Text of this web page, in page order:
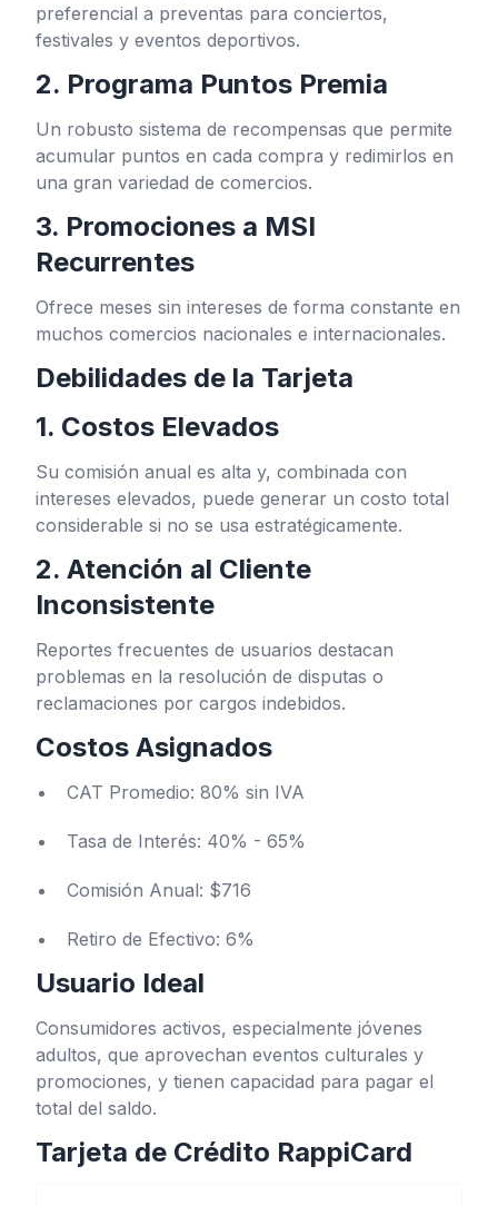
preferencial a preventas para conciertos,
festivales y eventos deportivos.
2. Programa Puntos Premia
Un robusto sistema de recompensas que permite
acumular puntos en cada compra y redimirlos en
una gran variedad de comercios.
3. Promociones a MSI
Recurrentes
Ofrece meses sin intereses de forma constante en
muchos comercios nacionales e internacionales.
Debilidades de la Tarjeta
1. Costos Elevados
Su comisión anual es alta y, combinada con
intereses elevados, puede generar un costo total
considerable si no se usa estratégicamente.
2. Atención al Cliente
Inconsistente
Reportes frecuentes de usuarios destacan
problemas en la resolución de disputas o
reclamaciones por cargos indebidos.
Costos Asignados
CAT Promedio: 80% sin IVA
Tasa de Interés: 40% - 65%
Comisión Anual: $716
Retiro de Efectivo: 6%
Usuario Ideal
Consumidores activos, especialmente jóvenes
adultos, que aprovechan eventos culturales y
promociones, y tienen capacidad para pagar el
total del saldo.
Tarjeta de Crédito RappiCard